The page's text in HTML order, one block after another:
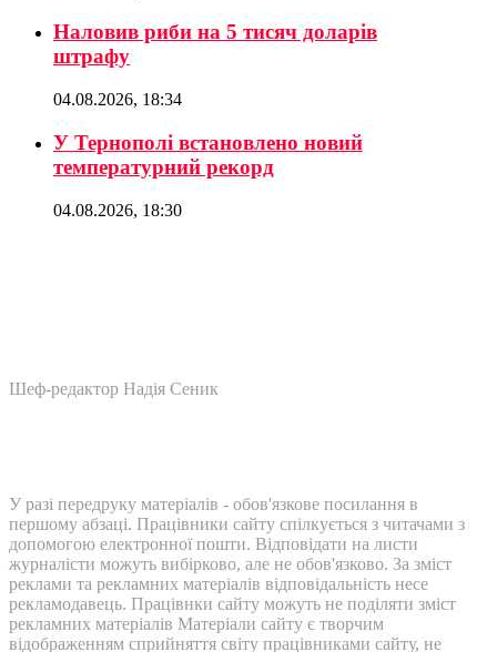
Наловив риби на 5 тисяч доларів
штрафу
04.08.2026, 18:34
У Тернополі встановлено новий
температурний рекорд
04.08.2026, 18:30
Шеф-редактор Надія Сеник
У разі передруку матеріалів - обов'язкове посилання в
першому абзаці. Працівники сайту спілкується з читачами з
допомогою електронної пошти. Відповідати на листи
журналісти можуть вибірково, але не обов'язково. За зміст
реклами та рекламних матеріалів відповідальність несе
рекламодавець. Працівнки сайту можуть не поділяти зміст
рекламних матеріалів Матеріали сайту є творчим
відображенням сприйняття світу працівниками сайту, не